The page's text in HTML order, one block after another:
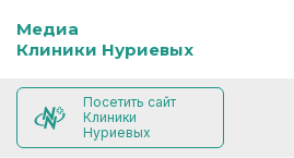
Медиа
Клиники Нуриевых
Посетить сайт
Клиники
Нуриевых